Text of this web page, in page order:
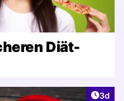
Diät-
3d